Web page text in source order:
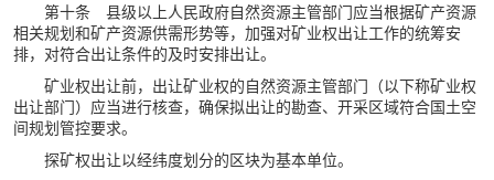
第十条 县级以上人民政府自然资源主管部门应当根据矿产资源
相关规划和矿产资源供需形势等，加强对矿业权出让工作的统筹安
排，对符合出让条件的及时安排出让。
矿业权出让前，出让矿业权的自然资源主管部门（以下称矿业权
出让部门）应当进行核查，确保拟出让的勘查、开采区域符合国土空
间规划管控要求。
探矿权出让以经纬度划分的区块为基本单位。